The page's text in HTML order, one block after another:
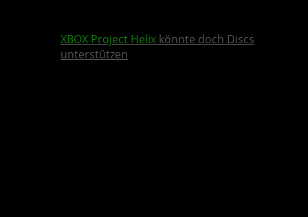
XBOX Project Helix könnte doch Discs
unterstützen